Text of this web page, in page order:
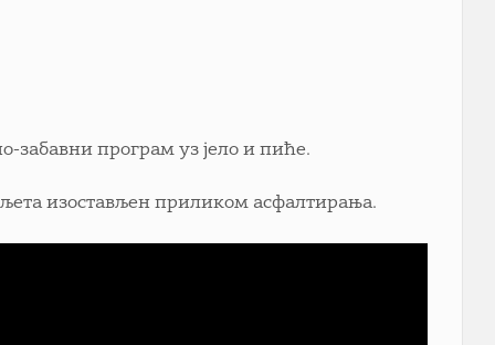
програм уз јело и пиће.
изостављен приликом асфалтирања.